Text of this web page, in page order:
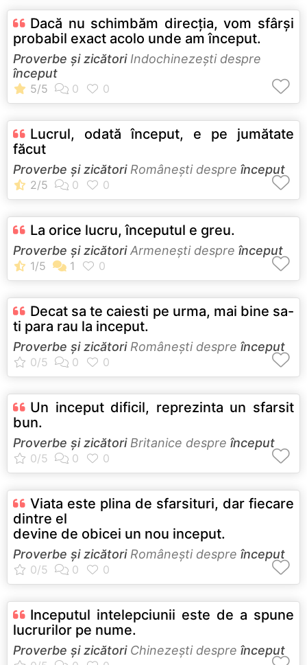
Dacă nu schimbăm direcţia, vom sfârşi
probabil exact acolo unde am început.
Proverbe și zicătoriIndochinezeşti despre
început
Lucrul, odată început, e pe jumătate
făcut
Proverbe și zicătoriRomâneşti despre început
La orice lucru, începutul e greu.
Proverbe și zicătoriArmeneşti despre început
Decat sa te caiesti pe urma, mai bine sa-
ti para rau la inceput.
Proverbe și zicătoriRomâneşti despre început
Un inceput dificil, reprezinta un sfarsit
bun.
Proverbe și zicătoriBritanice despre început
Viata este plina de sfarsituri, dar fiecare
dintre el
devine de obicei un nou inceput.
Proverbe și zicătoriRomâneşti despre început
Inceputul intelepciunii este de a spune
lucrurilor pe nume.
Proverbe și zicătoriChinezeşti despre început